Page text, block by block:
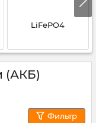
LiFePO4
(АКБ)
Фильтр